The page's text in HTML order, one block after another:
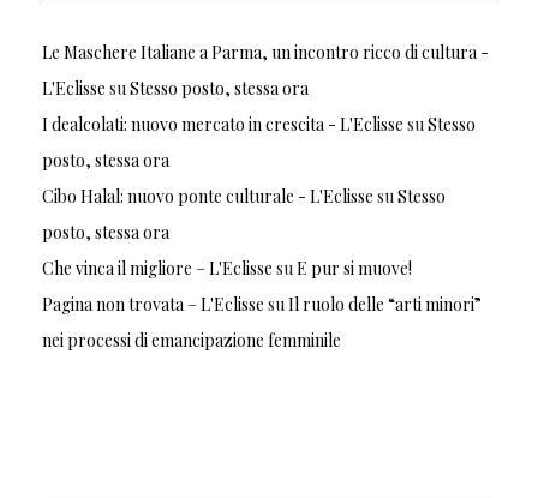
Le Maschere Italiane a Parma, un incontro ricco di cultura -
L'Eclisse suStesso posto, stessa ora
I dealcolati: nuovo mercato in crescita - L'Eclisse suStesso
posto, stessa ora
Cibo Halal: nuovo ponte culturale - L'Eclisse suStesso
posto, stessa ora
Che vinca il migliore – L'Eclisse suE pur si muove!
Pagina non trovata – L'Eclisse suIl ruolo delle “arti minori”
nei processi di emancipazione femminile